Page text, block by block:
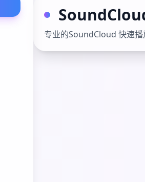
专业的SoundCloud 快速